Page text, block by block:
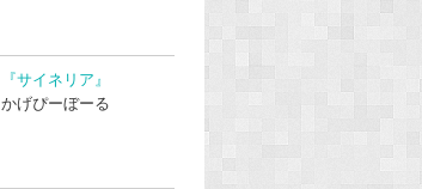
『サイネリア』
かげぴーぼーる